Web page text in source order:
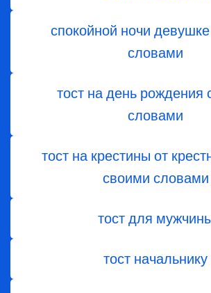
спокойной ночи
словами
тост на день рождения
словами
тост на крестины от
своими словами
тост для
тост начальнику